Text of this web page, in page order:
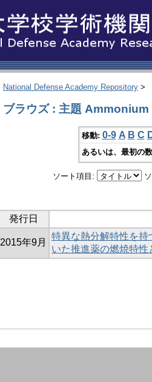
National Defense Academy Repository >
ブラウズ : 主題
移動: 0-9 A B C
あるいは、最初の
ソート項目:
発行日
2015年9月
特異な熱分解特性を
いた推進薬の燃焼特性